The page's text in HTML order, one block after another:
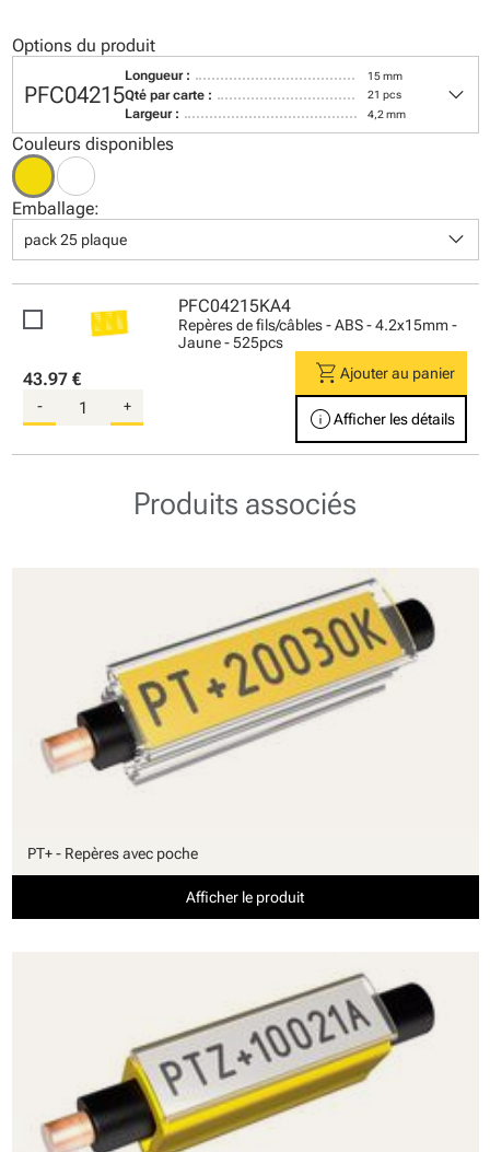
Options du produit
PFC04215
Longueur : 15 mm
Qté par carte : 21 pcs
Largeur : 4,2 mm keyboard_arrow_down
Couleurs disponibles
Emballage:
pack 25 plaque keyboard_arrow_down
PFC04215KA4
Repères de fils/câbles - ABS - 4.2x15mm -
Jaune - 525pcs
43.97 €
- +
shopping_cart Ajouter au panier
infoAfficher les détails
Produits associés
PT+ - Repères avec poche
Afficher le produit